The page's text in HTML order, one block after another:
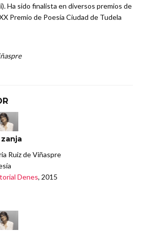
Ha sido finalista en diversos premios de
Premio de Poesía Ciudad de Tudela
zanja
Ruíz de Viñaspre
Denes, 2015